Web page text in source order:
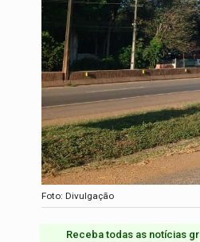
Foto: Divulgação
Receba todas as notícias